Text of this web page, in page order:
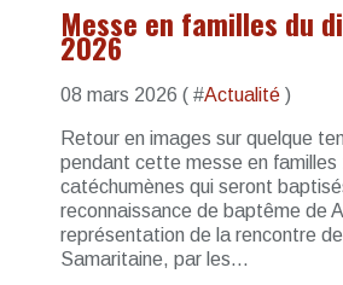
Messe en familles du
2026
08 mars 2026 ( #Actualité )
Retour en images sur quelque
pendant cette messe en familles
catéchumènes qui seront
reconnaissance de baptême de
représentation de la rencontre
Samaritaine, par les...